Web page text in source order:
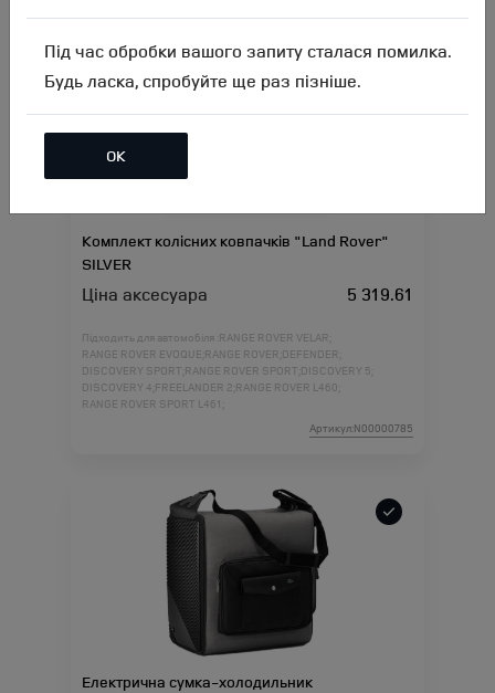
Комплект колісних ковпачків "Land Rover"
SILVER
Ціна аксесуара 5 319.61
Підходить для автомобіля : RANGE ROVER VELAR;
RANGE ROVER EVOQUE; RANGE ROVER; DEFENDER;
DISCOVERY SPORT; RANGE ROVER SPORT; DISCOVERY 5;
DISCOVERY 4; FREELANDER 2; RANGE ROVER L460;
RANGE ROVER SPORT L461;
Артикул:N00000785
Електрична сумка-холодильник
Під час обробки вашого запиту сталася помилка.
Будь ласка, спробуйте ще раз пізніше.
ОК